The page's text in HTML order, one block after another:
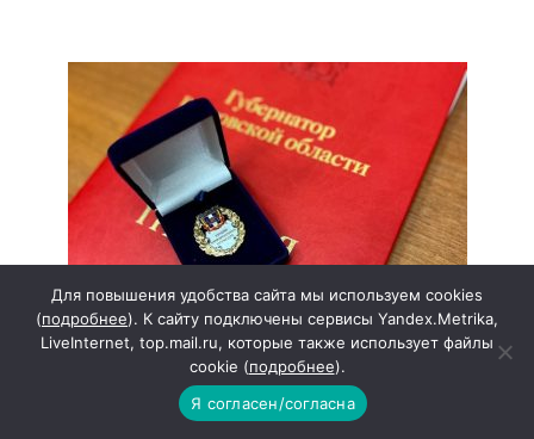
На Дону выберут лучших
муниципальных служащих
Стартовал прием документов на участие в
Для повышения удобства сайта мы используем cookies
(подробнее). К сайту подключены сервисы Yandex.Metrika,
LiveInternet, top.mail.ru, которые также использует файлы
cookie (подробнее).
Я согласен/согласна